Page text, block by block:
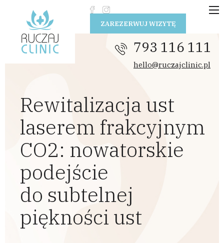
ZAREZERWUJ WIZYTĘ
793 116 111
hello@ruczajclinic.pl
Rewitalizacja ust
laserem frakcyjnym
CO2: nowatorskie
podejście
do subtelnej
piękności ust